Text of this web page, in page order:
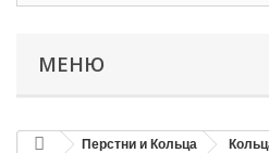
МЕНЮ
Перстни и Кольца